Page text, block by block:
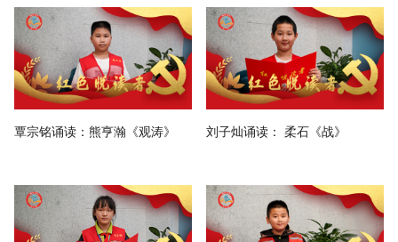
覃宗铭诵读：熊亨瀚《观涛》 刘子灿诵读： 柔石《战》